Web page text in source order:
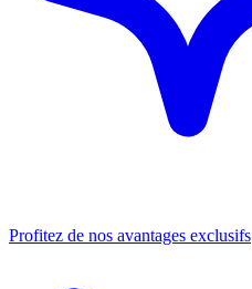
Profitez de nos avantages exclusifs